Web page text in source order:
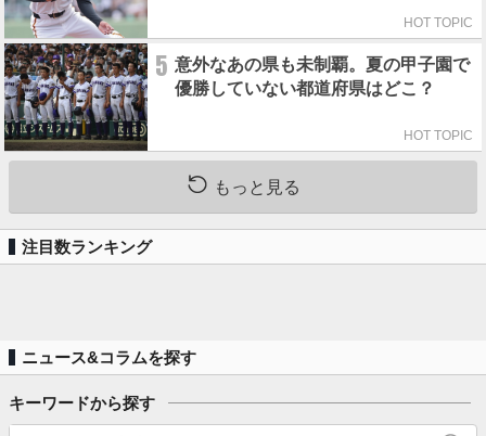
HOT TOPIC
5 意外なあの県も未制覇。夏の甲子園で
優勝していない都道府県はどこ？
HOT TOPIC
もっと見る
注目数ランキング
ニュース&コラムを探す
キーワードから探す